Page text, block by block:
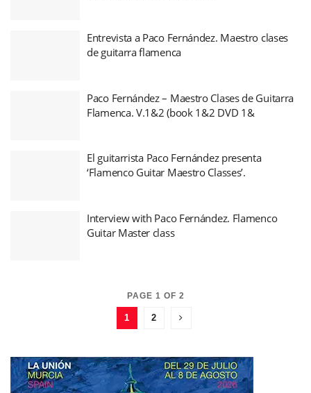
Entrevista a Paco Fernández. Maestro clases
de guitarra flamenca
Paco Fernández – Maestro Clases de Guitarra
Flamenca. V.1&2 (book 1&2 DVD 1&
El guitarrista Paco Fernández presenta
‘Flamenco Guitar Maestro Classes’.
Interview with Paco Fernández. Flamenco
Guitar Master class
PAGE 1 OF 2
1 2